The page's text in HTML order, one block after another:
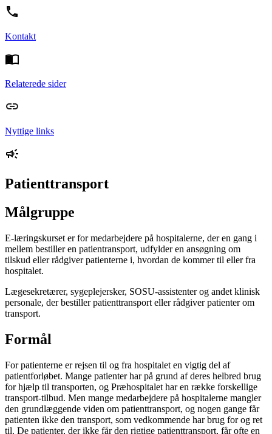
Kontakt
Relaterede sider
Nyttige links
Patienttransport
Målgruppe
E-læringskurset er for medarbejdere på hospitalerne, der en gang i
mellem bestiller en patientransport, udfylder en ansøgning om
tilskud eller rådgiver patienterne i, hvordan de kommer til eller fra
hospitalet.
Lægesekretærer, sygeplejersker, SOSU-assistenter og andet klinisk
personale, der bestiller patienttransport eller rådgiver patienter om
transport.
Formål
For patienterne er rejsen til og fra hospitalet en vigtig del af
patientforløbet. Mange patienter har på grund af deres helbred brug
for hjælp til transporten, og Præhospitalet har en række forskellige
transport-tilbud. Men mange medarbejdere på hospitalerne mangler
den grundlæggende viden om patienttransport, og nogen gange får
patienten ikke den transport, som vedkommende har brug for og ret
til. De patienter, der ikke får den rigtige patienttransport, får ofte en